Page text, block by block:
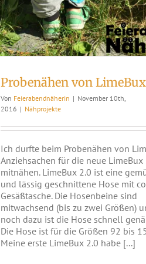
Probenähen von
Von Feierabendnäherin | November 10th,
2016 | Nähprojekte
Ich durfte beim Probenähen von
Anziehsachen für die neue LimeBux
mitnähen. LimeBux 2.0 ist eine
und lässig geschnittene Hose mit
Gesäßtasche. Die Hosenbeine sind
mitwachsend (bis zu zwei Größen)
noch dazu ist die Hose schnell
Die Hose ist für die Größen 92 bis
Meine erste LimeBux 2.0 habe [...]